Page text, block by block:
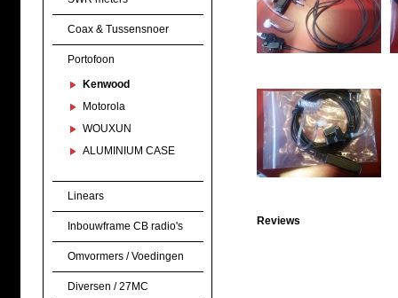
Coax & Tussensnoer
Portofoon
Kenwood
Motorola
WOUXUN
ALUMINIUM CASE
Linears
Inbouwframe CB radio's
Omvormers / Voedingen
Diversen / 27MC
Reviews